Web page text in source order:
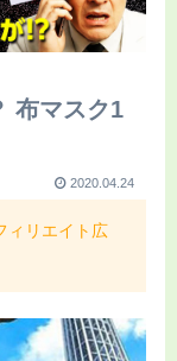
布マスク1
2020.04.24
ィリエイト広